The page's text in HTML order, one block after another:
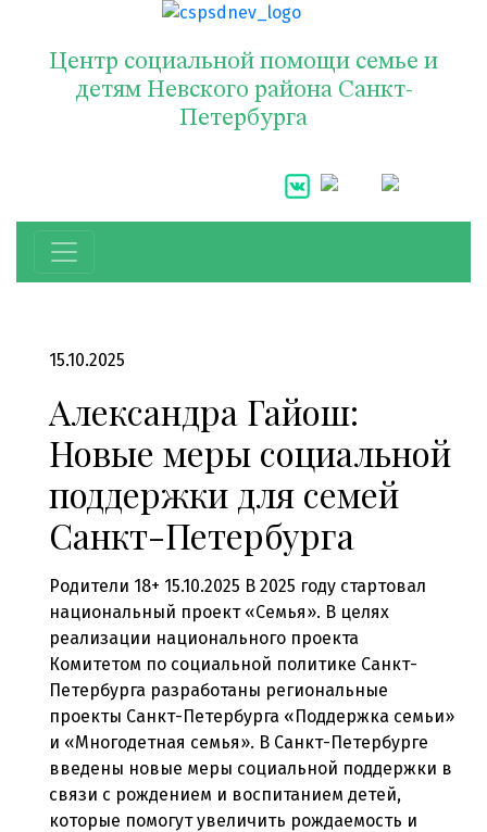
Центр социальной помощи семье и
детям Невского района Санкт-
Петербурга
15.10.2025
Александра Гайош:
Новые меры социальной
поддержки для семей
Санкт-Петербурга
Родители 18+ 15.10.2025 В 2025 году стартовал
национальный проект «Семья». В целях
реализации национального проекта
Комитетом по социальной политике Санкт-
Петербурга разработаны региональные
проекты Санкт-Петербурга «Поддержка семьи»
и «Многодетная семья». В Санкт-Петербурге
введены новые меры социальной поддержки в
связи с рождением и воспитанием детей,
которые помогут увеличить рождаемость и